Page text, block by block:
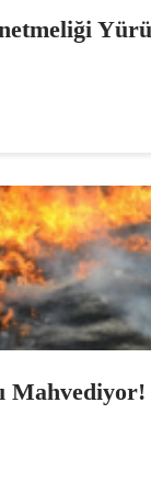
Mahvediyor!